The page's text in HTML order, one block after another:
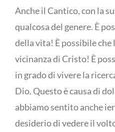
Anche il Cantico, con la
qualcosa del genere. È
della vita! È possibile che
vicinanza di Cristo! È
in grado di vivere la
Dio. Questo è causa di
abbiamo sentito anche
desiderio di vedere il